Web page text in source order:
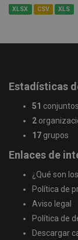
XLSX CSV XLS
Estadísticas
51
2
17 grupos
Enlaces de
¿Qué son
Política de
Aviso legal
Política de
Descargar